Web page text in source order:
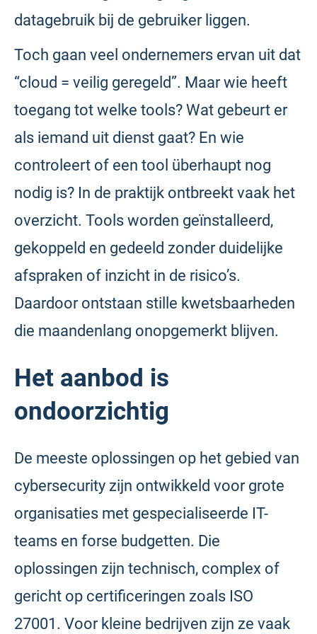
datagebruik bij de gebruiker liggen.
Toch gaan veel ondernemers ervan uit dat
“cloud = veilig geregeld”. Maar wie heeft
toegang tot welke tools? Wat gebeurt er
als iemand uit dienst gaat? En wie
controleert of een tool überhaupt nog
nodig is? In de praktijk ontbreekt vaak het
overzicht. Tools worden geïnstalleerd,
gekoppeld en gedeeld zonder duidelijke
afspraken of inzicht in de risico’s.
Daardoor ontstaan stille kwetsbaarheden
die maandenlang onopgemerkt blijven.
Het aanbod is
ondoorzichtig
De meeste oplossingen op het gebied van
cybersecurity zijn ontwikkeld voor grote
organisaties met gespecialiseerde IT-
teams en forse budgetten. Die
oplossingen zijn technisch, complex of
gericht op certificeringen zoals ISO
27001. Voor kleine bedrijven zijn ze vaak